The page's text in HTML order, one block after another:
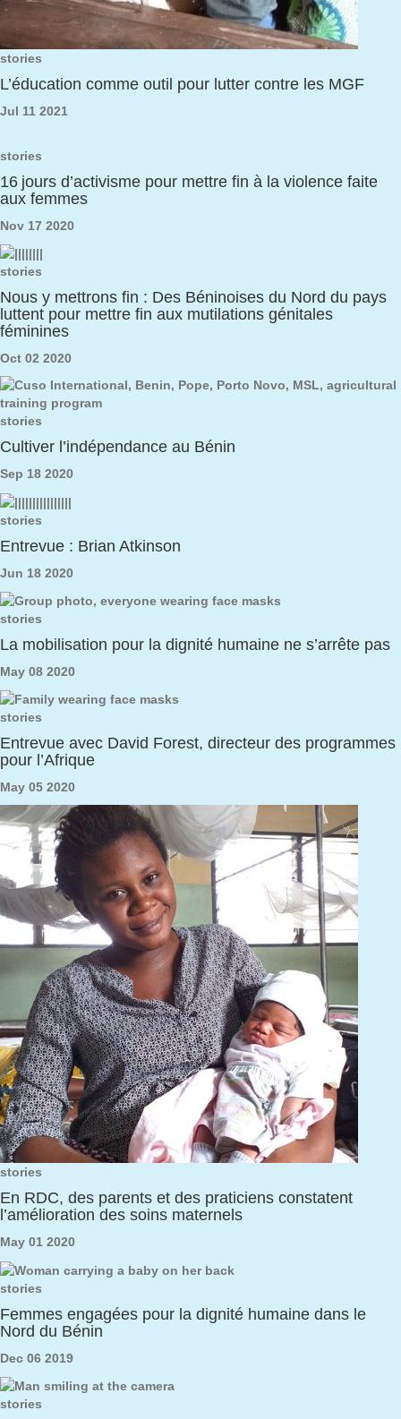
stories
L’éducation comme outil pour lutter contre les MGF
Jul 11 2021
stories
16 jours d’activisme pour mettre fin à la violence faite
aux femmes
Nov 17 2020
stories
Nous y mettrons fin : Des Béninoises du Nord du pays
luttent pour mettre fin aux mutilations génitales
féminines
Oct 02 2020
stories
Cultiver l’indépendance au Bénin
Sep 18 2020
stories
Entrevue : Brian Atkinson
Jun 18 2020
stories
La mobilisation pour la dignité humaine ne s’arrête pas
May 08 2020
stories
Entrevue avec David Forest, directeur des programmes
pour l’Afrique
May 05 2020
stories
En RDC, des parents et des praticiens constatent
l’amélioration des soins maternels
May 01 2020
stories
Femmes engagées pour la dignité humaine dans le
Nord du Bénin
Dec 06 2019
stories